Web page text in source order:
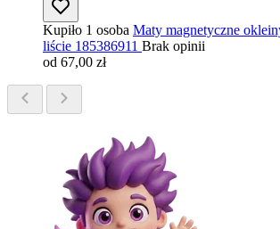
Kupiło 1 osoba Maty magnetyczne
liście 185386911 Brak opinii
od 67,00 zł